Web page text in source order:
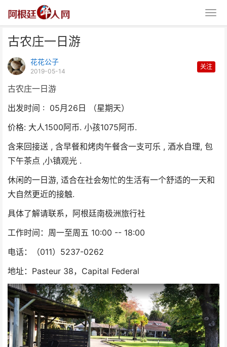
古农庄一日游
花花公子
2019-05-14
关注
古农庄一日游
出发时间 : 05月26日 （星期天）
价格: 大人1500阿币. 小孩1075阿币.
含来回接送 , 含早餐和烤肉午餐含一支可乐 , 酒水自理, 包
下午茶点 ,小镇观光 .
休闲的一日游, 适合在社会匆忙的生活有一个舒适的一天和
大自然更近的接触.
具体了解请联系，阿根廷南极洲旅行社
工作时间：周一至周五 10:00 -- 18:00
电话：（011）5237-0262
地址：Pasteur 38，Capital Federal
古农庄一日游